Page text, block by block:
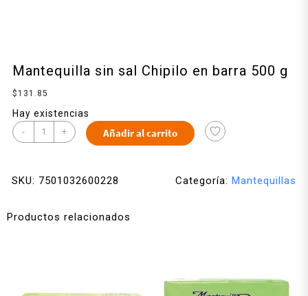
Mantequilla sin sal Chipilo en barra 500 g
$ 131.85
Hay existencias
- + Añadir al carrito
SKU: 7501032600228 Categoría: Mantequillas
Productos relacionados